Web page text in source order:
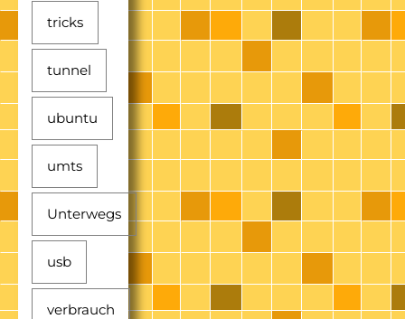
tricks
tunnel
ubuntu
umts
Unterwegs
usb
verbrauch